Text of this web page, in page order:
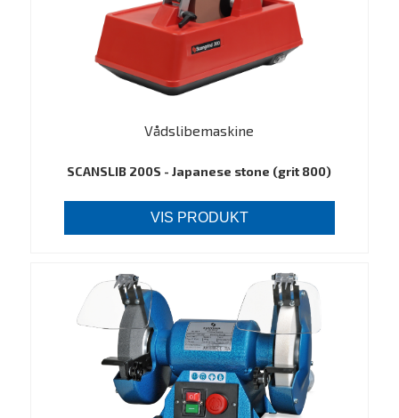
Vådslibemaskine
SCANSLIB 200S - Japanese stone (grit 800)
VIS PRODUKT